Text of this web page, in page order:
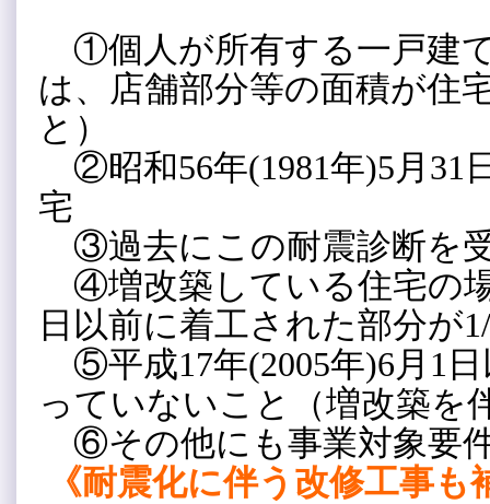
①個人が所有する一戸建
は、店舗部分等の面積が住
と）
②昭和56年(1981年)5月31
宅
③過去にこの耐震診断を
④増改築している住宅の場
日以前に着工された部分が
⑤平成17年(2005年)6月1
っていないこと（増改築を
⑥その他にも事業対象要
《耐震化に伴う改修工事